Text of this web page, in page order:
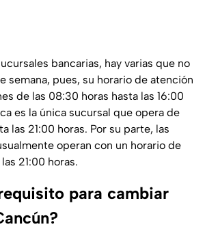
bancarias, hay varias que no
semana, pues, su horario de atención
de las 08:30 horas hasta las 16:00
es la única sucursal que opera de
las 21:00 horas. Por su parte, las
operan con un horario de
21:00 horas.
para cambiar